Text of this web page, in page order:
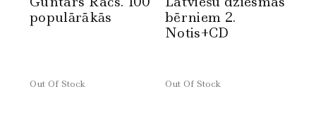
populārākās
Out Of Stock
bērniem 2.
Notis+CD
Out Of Stock